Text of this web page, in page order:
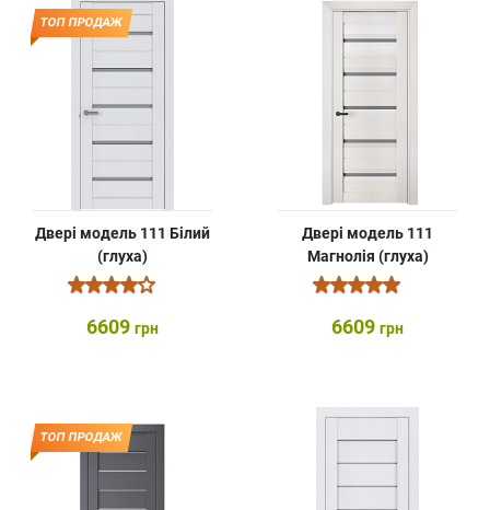
ТОП ПРОДАЖ
Двері модель 111 Білий
(глуха)
6609 грн
Двері модель 111
Магнолія (глуха)
6609 грн
ТОП ПРОДАЖ